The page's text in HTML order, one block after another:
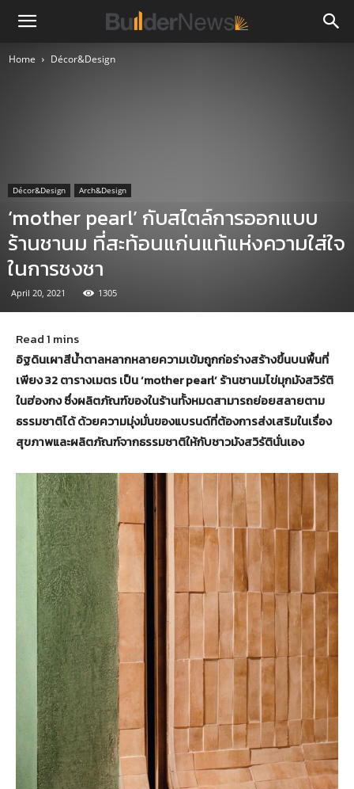
Home Décor&Design
Décor&Design Arch&Design
‘mother pearl’ กับสไตล์การออกแบบ
ร้านชานม ที่สะท้อนแก่นแท้แห่งความใส่ใจ
ในการชงชา
April 20, 2021 1305
อิฐดินเผาสีน้ำตาลหลากหลายความเข้มถูกก่อร่างสร้างขึ้นบนพื้นที่
เพียง 32 ตารางเมตร เป็น ‘mother pearl’ ร้านชานมไข่มุกมังสวิรัติ
ในฮ่องกง ซึ่งผลิตภัณฑ์ของในร้านทั้งหมดสามารถย่อยสลายตาม
ธรรมชาติได้ ด้วยความมุ่งมั่นของแบรนด์ที่ต้องการส่งเสริมในเรื่อง
สุขภาพและผลิตภัณฑ์จากธรรมชาติให้กับชาวมังสวิรัตินั่นเอง